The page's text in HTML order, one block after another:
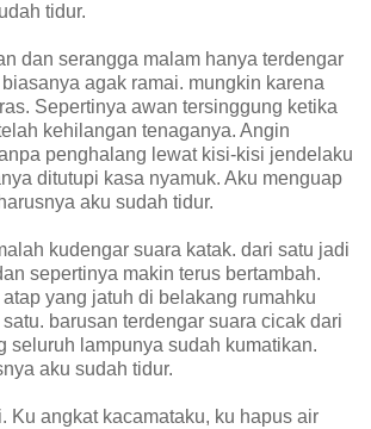
tidur.
dan serangga malam hanya terdengar
agak ramai. mungkin karena
Sepertinya awan tersinggung ketika
kehilangan tenaganya. Angin
penghalang lewat kisi-kisi jendelaku
ditutupi kasa nyamuk. Aku menguap
aku sudah tidur.
kudengar suara katak. dari satu jadi
sepertinya makin terus bertambah.
yang jatuh di belakang rumahku
barusan terdengar suara cicak dari
seluruh lampunya sudah kumatikan.
aku sudah tidur.
Ku angkat kacamataku, ku hapus air